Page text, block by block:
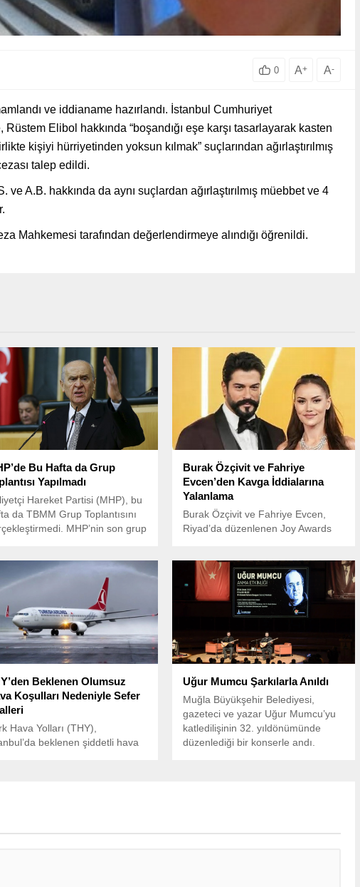
0 A+ A-
ve iddianame hazırlandı. İstanbul Cumhuriyet
Rüstem Elibol hakkında “boşandığı eşe karşı tasarlayarak kasten
kişiyi hürriyetinden yoksun kılmak” suçlarından ağırlaştırılmış
talep edildi.
A.B. hakkında da aynı suçlardan ağırlaştırılmış müebbet ve 4
Mahkemesi tarafından değerlendirmeye alındığı öğrenildi.
Bu Hafta da Grup
Yapılmadı
Hareket Partisi (MHP), bu
da TBMM Grup Toplantısını
MHP’nin son grup
Burak Özçivit ve Fahriye
Evcen’den Kavga İddialarına
Yalanlama
Burak Özçivit ve Fahriye Evcen,
Riyad’da düzenlenen Joy Awards
Beklenen Olumsuz
Koşulları Nedeniyle Sefer
Hava Yolları (THY),
beklenen şiddetli hava
Uğur Mumcu Şarkılarla Anıldı
Muğla Büyükşehir Belediyesi,
gazeteci ve yazar Uğur Mumcu’yu
katledilişinin 32. yıldönümünde
düzenlediği bir konserle andı.